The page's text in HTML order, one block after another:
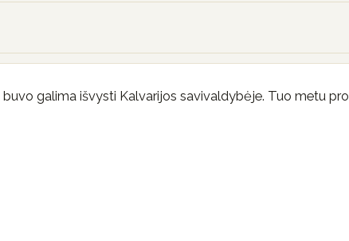
galima išvysti Kalvarijos savivaldybėje. Tuo metu pro